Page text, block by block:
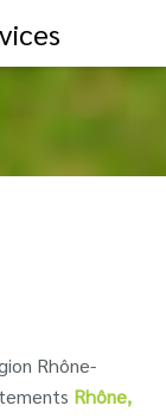
Rhône-
Rhône,